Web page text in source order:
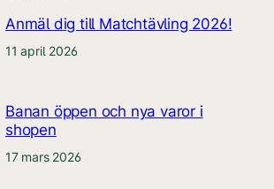
Anmäl dig till Matchtävling 2026!
11 april 2026
Banan öppen och nya varor i
shopen
17 mars 2026